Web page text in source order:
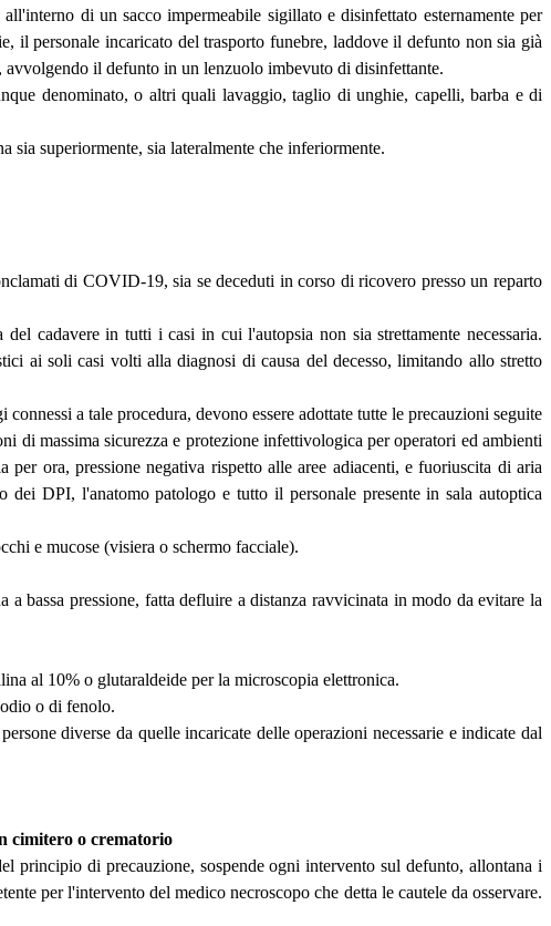
di un sacco impermeabile sigillato e disinfettato esternamente per
il personale incaricato del trasporto funebre, laddove il defunto non sia già
il defunto in un lenzuolo imbevuto di disinfettante.
denominato, o altri quali lavaggio, taglio di unghie, capelli, barba e di
sia superiormente, sia lateralmente che inferiormente.
di COVID-19, sia se deceduti in corso di ricovero presso un reparto
cadavere in tutti i casi in cui l'autopsia non sia strettamente necessaria.
ai soli casi volti alla diagnosi di causa del decesso, limitando allo stretto
a tale procedura, devono essere adottate tutte le precauzioni seguite
di massima sicurezza e protezione infettivologica per operatori ed ambienti
ora, pressione negativa rispetto alle aree adiacenti, e fuoriuscita di aria
DPI, l'anatomo patologo e tutto il personale presente in sala autoptica
e mucose (visiera o schermo facciale).
bassa pressione, fatta defluire a distanza ravvicinata in modo da evitare la
al 10% o glutaraldeide per la microscopia elettronica.
o di fenolo.
diverse da quelle incaricate delle operazioni necessarie e indicate dal
cimitero o crematorio
principio di precauzione, sospende ogni intervento sul defunto, allontana i
per l'intervento del medico necroscopo che detta le cautele da osservare.